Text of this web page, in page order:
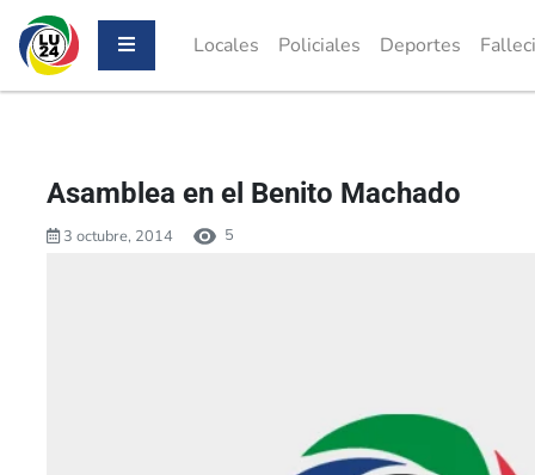
Locales Policiales Deportes
Asamblea en el Benito Machado
3 octubre, 2014 5